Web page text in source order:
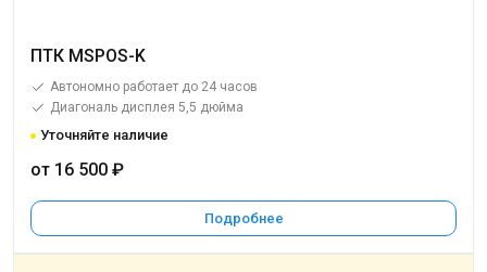
ПТК MSPOS-K
Автономно работает до 24 часов
Диагональ дисплея 5,5 дюйма
Уточняйте наличие
от 16 500 ₽
Подробнее